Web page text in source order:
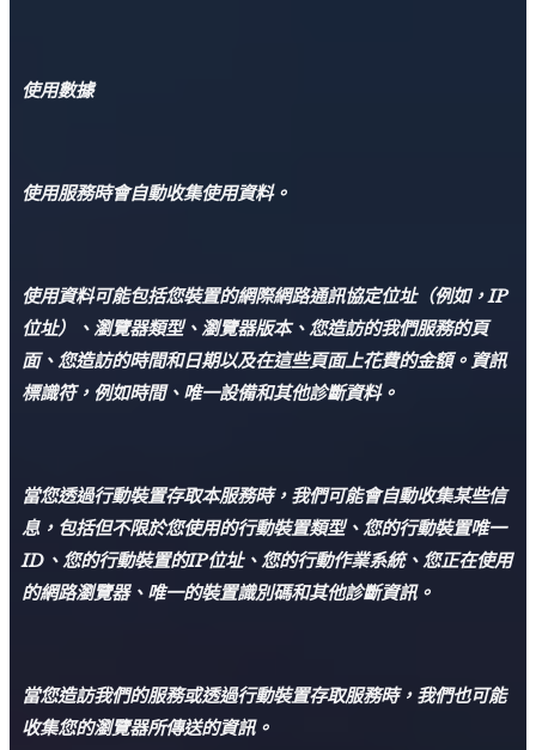
使用數據
使用服務時會自動收集使用資料。
使用資料可能包括您裝置的網際網路通訊協定位址（例如，IP
位址）、瀏覽器類型、瀏覽器版本、您造訪的我們服務的頁
面、您造訪的時間和日期以及在這些頁面上花費的金額。資訊
標識符，例如時間、唯一設備和其他診斷資料。
當您透過行動裝置存取本服務時，我們可能會自動收集某些信
息，包括但不限於您使用的行動裝置類型、您的行動裝置唯一
ID、您的行動裝置的IP位址、您的行動作業系統、您正在使用
的網路瀏覽器、唯一的裝置識別碼和其他診斷資訊。
當您造訪我們的服務或透過行動裝置存取服務時，我們也可能
收集您的瀏覽器所傳送的資訊。